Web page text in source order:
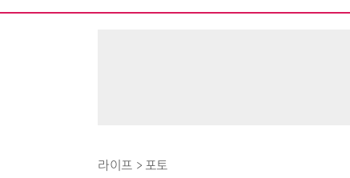
라이프 > 포토